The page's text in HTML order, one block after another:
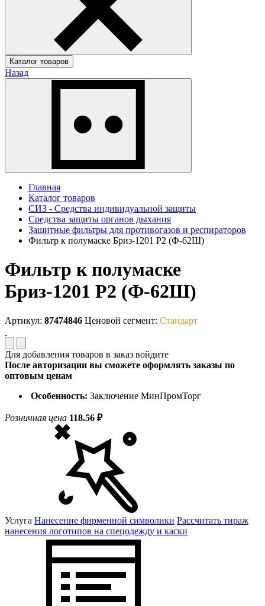
Каталог товаров
Назад
Главная
Каталог товаров
СИЗ - Средства индивидуальной защиты
Средства защиты органов дыхания
Защитные фильтры для противогазов и респираторов
Фильтр к полумаске Бриз-1201 Р2 (Ф-62Ш)
Фильтр к полумаске
Бриз-1201 Р2 (Ф-62Ш)
Артикул: 87474846 Ценовой сегмент: Стандарт
Для добавления товаров в заказ войдите
После авторизации вы сможете оформлять заказы по
оптовым ценам
Особенность: Заключение МинПромТорг
Розничная цена 118.56 ₽
Услуга Нанесение фирменной символики Рассчитать тираж
нанесения логотипов на спецодежду и каски